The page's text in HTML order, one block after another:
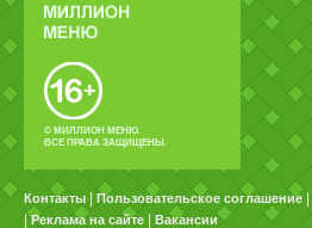
© МИЛЛИОН МЕНЮ.
ВСЕ ПРАВА ЗАЩИЩЕНЫ.
Контакты Пользовательское соглашение
|Реклама на сайте Вакансии